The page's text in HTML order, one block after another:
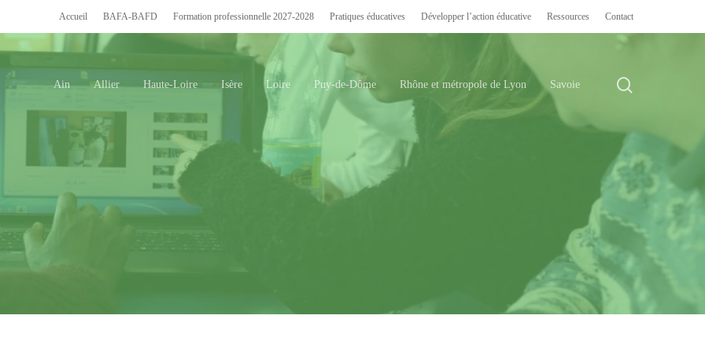
Accueil BAFA-BAFD Formation professionnelle 2027-2028 Pratiques éducatives Développer l’action éducative Ressources Contact
Ain Allier Haute-Loire Isère Loire Puy-de-Dôme Rhône et métropole de Lyon Savoie